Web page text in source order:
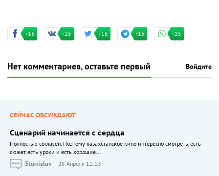
+15 +15 +15 +15 +15
Нет комментариев, оставьте первый Войдите
СЕЙЧАС ОБСУЖДАЮТ
Сценарий начинается с сердца
Полностью согласен. Поэтому казахстанское кино интересно смотреть, есть
сюжет, есть уроки и есть хорошие...
Stanislav
28 Апреля 11:13